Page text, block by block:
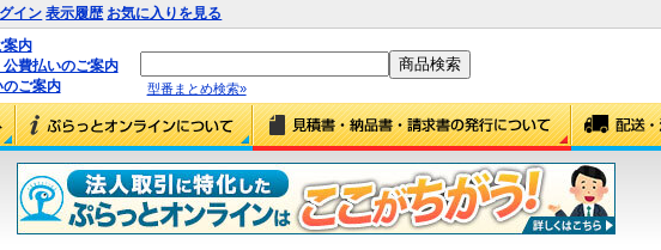
イン 表示履歴 お気に入りを見る
案内
費払いのご案内
ご案内
型番まとめ検索»